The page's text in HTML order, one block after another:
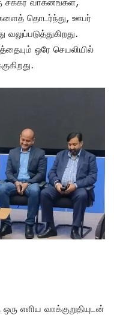
தொடர்ந்து, ஊபர்
ஒரே செயலியில்
எளிய வாக்குறுதியுடன்